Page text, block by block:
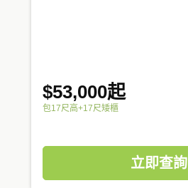
$53,000起
包17尺高+17尺矮櫃
立即查詢